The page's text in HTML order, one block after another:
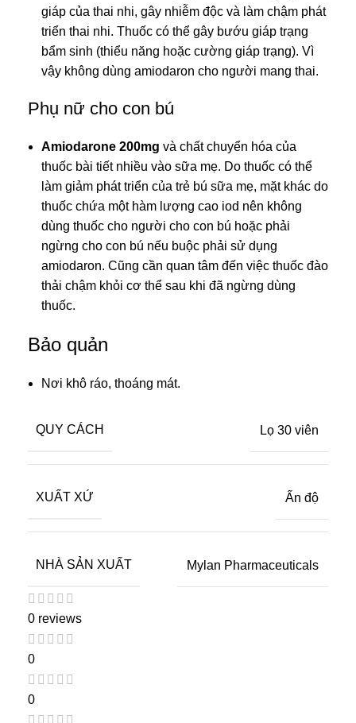
giáp của thai nhi, gây nhiễm độc và làm chậm phát
triển thai nhi. Thuốc có thể gây bướu giáp trạng
bẩm sinh (thiểu năng hoặc cường giáp trạng). Vì
vậy không dùng amiodaron cho người mang thai.
Phụ nữ cho con bú
Amiodarone 200mg và chất chuyển hóa của
thuốc bài tiết nhiều vào sữa mẹ. Do thuốc có thể
làm giảm phát triển của trẻ bú sữa mẹ, mặt khác do
thuốc chứa một hàm lượng cao iod nên không
dùng thuốc cho người cho con bú hoặc phải
ngừng cho con bú nếu buộc phải sử dụng
amiodaron. Cũng cần quan tâm đến việc thuốc đào
thải chậm khỏi cơ thể sau khi đã ngừng dùng
thuốc.
Bảo quản
Nơi khô ráo, thoáng mát.
QUY CÁCH Lọ 30 viên
XUẤT XỨ Ấn độ
NHÀ SẢN XUẤT Mylan Pharmaceuticals
0 reviews
0
0